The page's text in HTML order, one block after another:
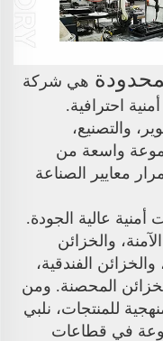
هي شركة
احترافية.
والتصنيع،
واسعة من
معايير الصناعة
عالية الجودة.
والخزائن
الفندقية،
المحصنة. ومن
للمنتجات، نلبي
في قطاعات